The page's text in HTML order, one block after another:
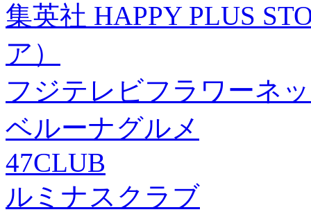
集英社 HAPPY PLUS
ア）
フジテレビフラワーネ
ベルーナグルメ
47CLUB
ルミナスクラブ